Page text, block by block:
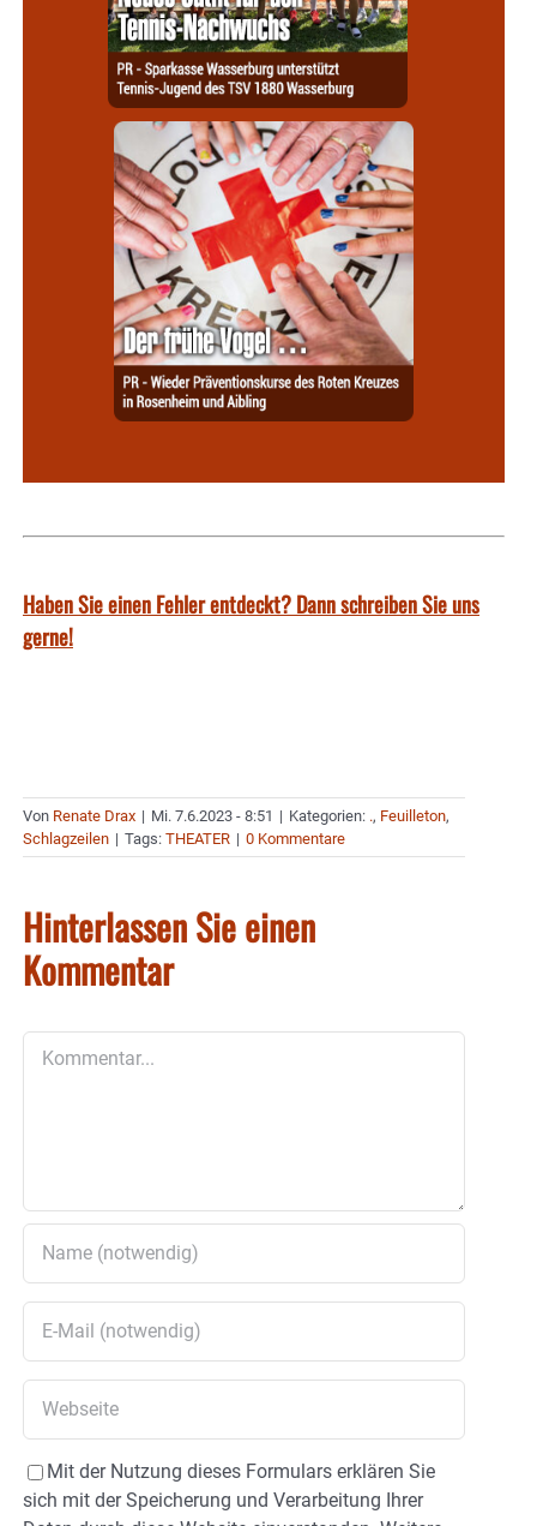
Haben Sie einen Fehler entdeckt? Dann schreiben Sie uns
gerne!
Von Renate Drax | Mi. 7.6.2023 - 8:51 | Kategorien: ., Feuilleton,
Schlagzeilen | Tags: THEATER | 0 Kommentare
Hinterlassen Sie einen
Kommentar
Mit der Nutzung dieses Formulars erklären Sie
sich mit der Speicherung und Verarbeitung Ihrer